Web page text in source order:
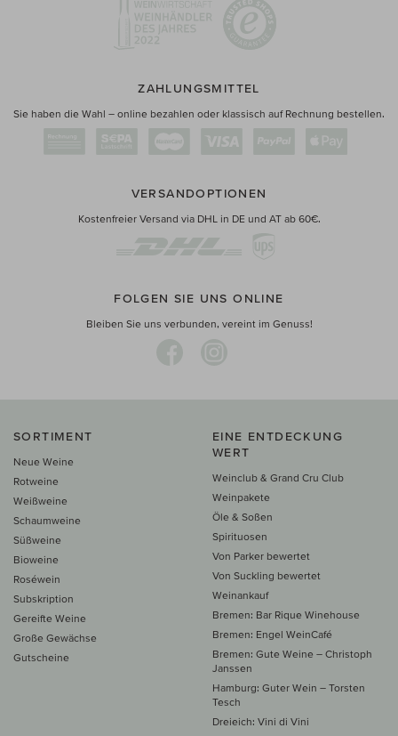
ZAHLUNGSMITTEL
Sie haben die Wahl – online bezahlen oder klassisch auf Rechnung bestellen.
VERSANDOPTIONEN
Kostenfreier Versand via DHL in DE und AT ab 60€.
FOLGEN SIE UNS ONLINE
Bleiben Sie uns verbunden, vereint im Genuss!
SORTIMENT
Neue Weine
Rotweine
Weißweine
Schaumweine
Süßweine
Bioweine
Roséwein
Subskription
Gereifte Weine
Große Gewächse
Gutscheine
EINE ENTDECKUNG
WERT
Weinclub & Grand Cru Club
Weinpakete
Öle & Soßen
Spirituosen
Von Parker bewertet
Von Suckling bewertet
Weinankauf
Bremen: Bar Rique Winehouse
Bremen: Engel WeinCafé
Bremen: Gute Weine – Christoph
Janssen
Hamburg: Guter Wein – Torsten
Tesch
Dreieich: Vini di Vini